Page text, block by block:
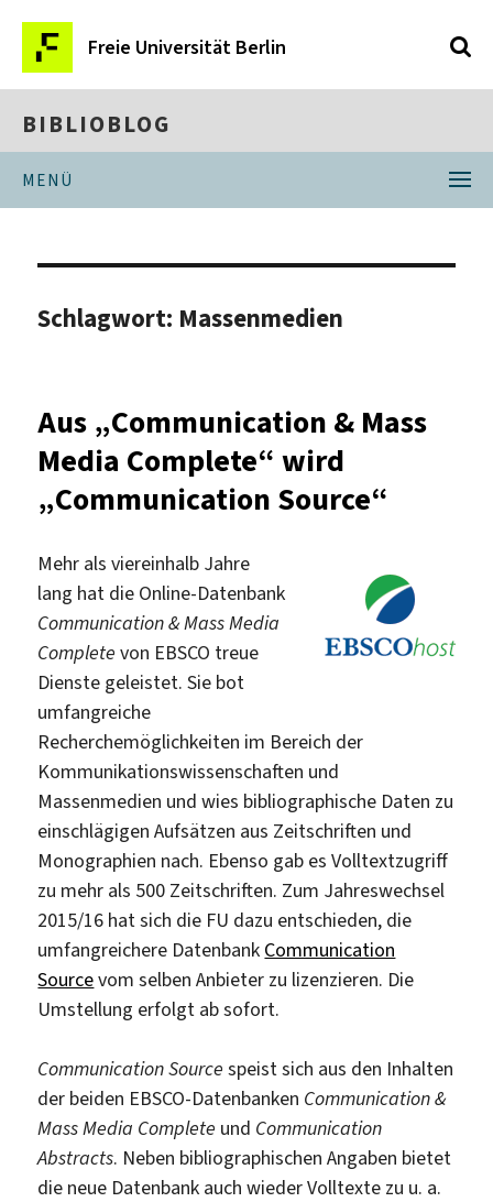
Freie Universität Berlin
BIBLIOBLOG
MENÜ
Schlagwort: Massenmedien
Aus „Communication & Mass
Media Complete“ wird
„Communication Source“
Mehr als viereinhalb Jahre
lang hat die Online-Datenbank
Communication & Mass Media
Complete von EBSCO treue
Dienste geleistet. Sie bot
umfangreiche
Recherchemöglichkeiten im Bereich der
Kommunikationswissenschaften und
Massenmedien und wies bibliographische Daten zu
einschlägigen Aufsätzen aus Zeitschriften und
Monographien nach. Ebenso gab es Volltextzugriff
zu mehr als 500 Zeitschriften. Zum Jahreswechsel
2015/16 hat sich die FU dazu entschieden, die
umfangreichere Datenbank Communication
Sourcevom selben Anbieter zu lizenzieren. Die
Umstellung erfolgt ab sofort.
Communication Source speist sich aus den Inhalten
der beiden EBSCO-Datenbanken Communication &
Mass Media Complete und Communication
Abstracts. Neben bibliographischen Angaben bietet
die neue Datenbank auch wieder Volltexte zu u. a.